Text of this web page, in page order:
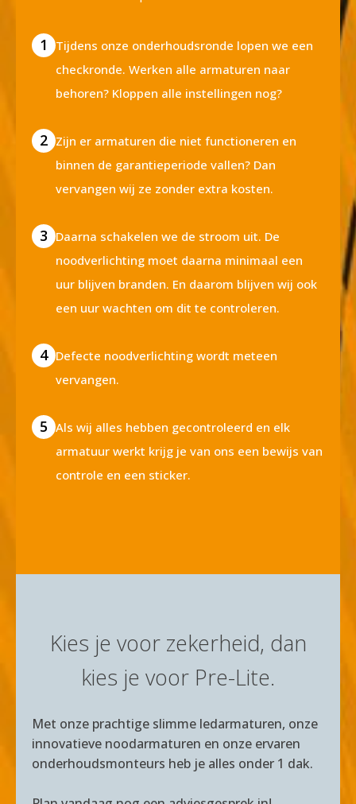
1
Tijdens onze onderhoudsronde lopen we een
checkronde. Werken alle armaturen naar
behoren? Kloppen alle instellingen nog?
2 Zijn er armaturen die niet functioneren en
binnen de garantieperiode vallen? Dan
vervangen wij ze zonder extra kosten.
3 Daarna schakelen we de stroom uit. De
noodverlichting moet daarna minimaal een
uur blijven branden. En daarom blijven wij ook
een uur wachten om dit te controleren.
4 Defecte noodverlichting wordt meteen
vervangen.
5 Als wij alles hebben gecontroleerd en elk
armatuur werkt krijg je van ons een bewijs van
controle en een sticker.
Kies je voor zekerheid, dan
kies je voor Pre-Lite.
Met onze prachtige slimme ledarmaturen, onze
innovatieve noodarmaturen en onze ervaren
onderhoudsmonteurs heb je alles onder 1 dak.